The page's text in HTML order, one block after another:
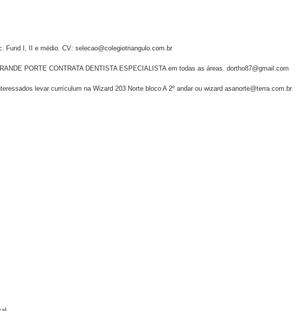
Fund I, II e médio. CV: selecao@colegiotriangulo.com.br
PORTE CONTRATA DENTISTA ESPECIALISTA em todas as áreas. dortho87@gmail.com
levar currículum na Wizard 203 Norte bloco A 2º andar ou wizard asanorte@terra.com.br